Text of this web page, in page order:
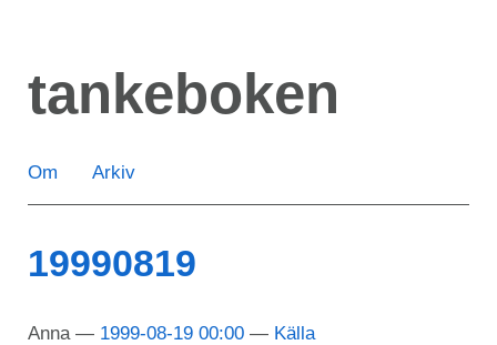
huvudinnehåll
tankeboken
Om Arkiv
19990819
Anna 1999-08-19 00:00 Källa